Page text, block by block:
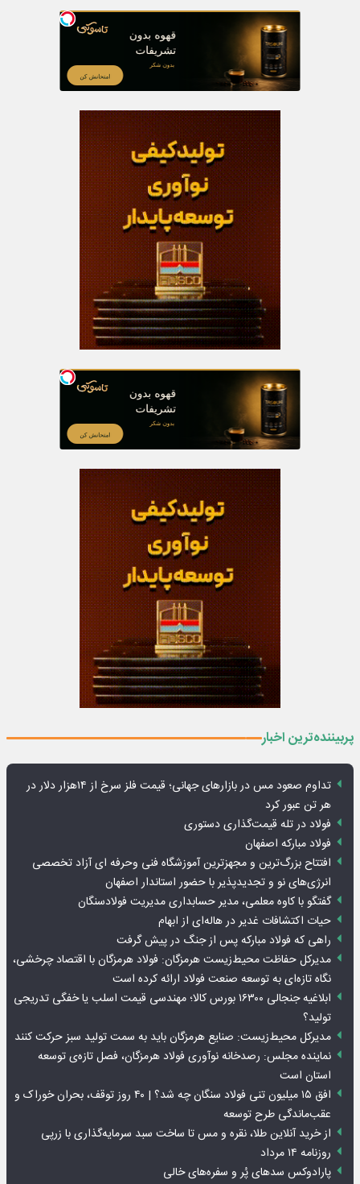
پربیننده‌ترین اخبار
تداوم صعود مس در بازارهای جهانی؛ قیمت فلز سرخ از ۱۴هزار دلار در
هر تن عبور کرد
فولاد در تله قیمت‌گذاری دستوری
فولاد مبارکه اصفهان
افتتاح بزرگ‌ترین و مجهزترین آموزشگاه فنی وحرفه ای آزاد تخصصی
انرژی‌های نو و تجدیدپذیر با حضور استاندار اصفهان
گفتگو با کاوه معلمی، مدیر حسابداری مدیریت فولادسنگان
حیات اکتشافات غدیر در هاله‌ای از ابهام
راهی که فولاد مبارکه پس از جنگ در پیش گرفت
مدیرکل حفاظت محیط‌زیست هرمزگان: فولاد هرمزگان با اقتصاد چرخشی،
نگاه تازه‌ای به توسعه صنعت فولاد ارائه کرده است
ابلاغیه جنجالی ۱۶۳۰۰ بورس کالا؛ مهندسی قیمت اسلب یا خفگی تدریجی
تولید؟
مدیرکل محیط‌زیست: صنایع هرمزگان باید به سمت تولید سبز حرکت کنند
نماینده مجلس: رصدخانه نوآوری فولاد هرمزگان، فصل تازه‌ی توسعه
استان است
افق ۱۵ میلیون تنی فولاد سنگان چه شد؟ | ۴۰ روز توقف، بحران خوراک و
عقب‌ماندگی طرح توسعه
از خرید آنلاین طلا، نقره و مس تا ساخت سبد سرمایه‌گذاری با زرپی
روزنامه ۱۴ مرداد
پارادوکس سدهای پُر و سفره‌های خالی